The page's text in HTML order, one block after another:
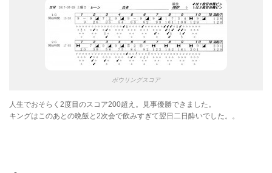
ボウリングスコア
人生でおそらく2度目のスコア200超え。見事優勝できました。
キングはこのあとの晩飯と2次会で飲みすぎて翌日二日酔いでした。。